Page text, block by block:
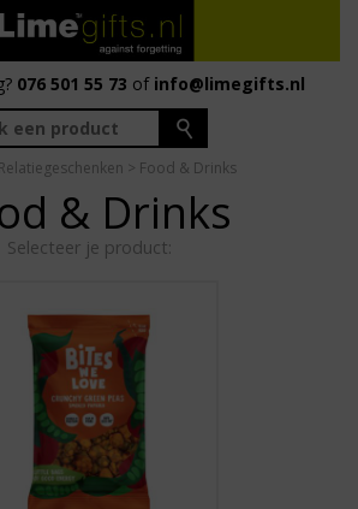
076 501 55 73 of info@limegifts.nl
> Food & Drinks
& Drinks
Selecteer je product: